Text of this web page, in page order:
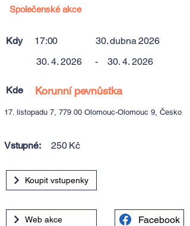
Společenské akce
Kdy 17:00
30. dubna 2026
30. 4. 2026
- 30. 4. 2026
Kde Korunní pevnůstka
17. listopadu 7, 779 00 Olomouc-Olomouc 9, Česko
Vstupné: 250 Kč
Koupit vstupenky
Web akce Facebook